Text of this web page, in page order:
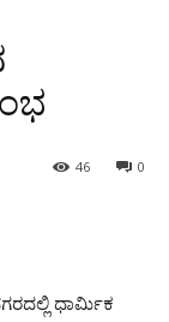
0
46
ಧಾರ್ಮಿಕ